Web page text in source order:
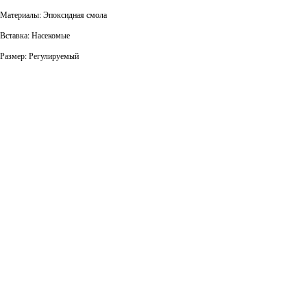
Материалы: Эпоксидная смола
Вставка: Насекомые
Размер: Регулируемый